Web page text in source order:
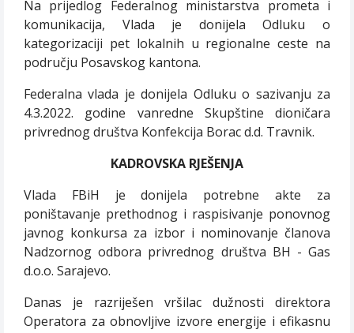
Na prijedlog Federalnog ministarstva prometa i
komunikacija, Vlada je donijela Odluku o
kategorizaciji pet lokalnih u regionalne ceste na
području Posavskog kantona.
Federalna vlada je donijela Odluku o sazivanju za
4.3.2022. godine vanredne Skupštine dioničara
privrednog društva Konfekcija Borac d.d. Travnik.
KADROVSKA RJEŠENJA
Vlada FBiH je donijela potrebne akte za
poništavanje prethodnog i raspisivanje ponovnog
javnog konkursa za izbor i nominovanje članova
Nadzornog odbora privrednog društva BH - Gas
d.o.o. Sarajevo.
Danas je razriješen vršilac dužnosti direktora
Operatora za obnovljive izvore energije i efikasnu